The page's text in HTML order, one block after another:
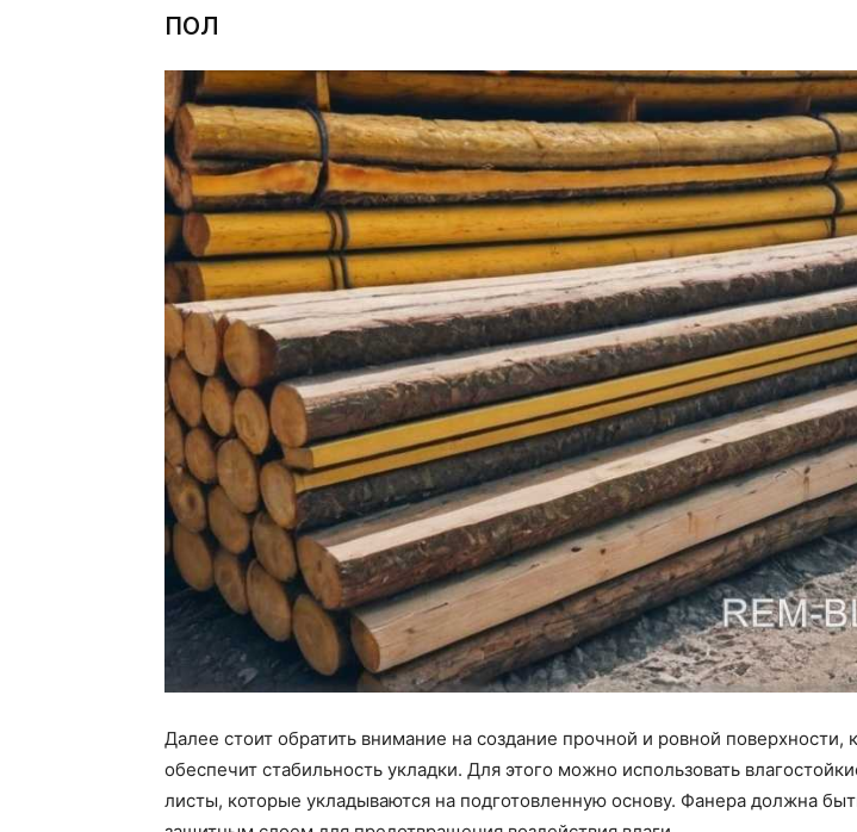
пол
Далее стоит обратить внимание на создание прочной и ровной поверхности,
обеспечит стабильность укладки. Для этого можно использовать
листы, которые укладываются на подготовленную основу. Фанера должна